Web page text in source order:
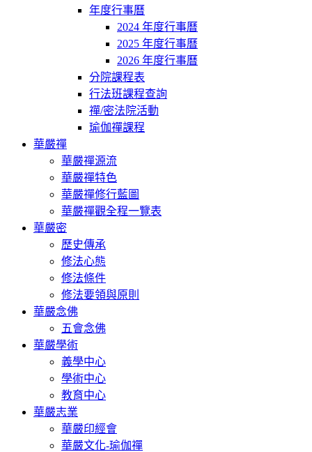
年度行事曆
2024 年度行事曆
2025 年度行事曆
2026 年度行事曆
分院課程表
行法班課程查詢
禪/密法院活動
瑜伽禪課程
華嚴禪
華嚴禪源流
華嚴禪特色
華嚴禪修行藍圖
華嚴禪觀全程一覽表
華嚴密
歷史傳承
修法心態
修法條件
修法要領與原則
華嚴念佛
五會念佛
華嚴學術
義學中心
學術中心
教育中心
華嚴志業
華嚴印經會
華嚴文化-瑜伽禪